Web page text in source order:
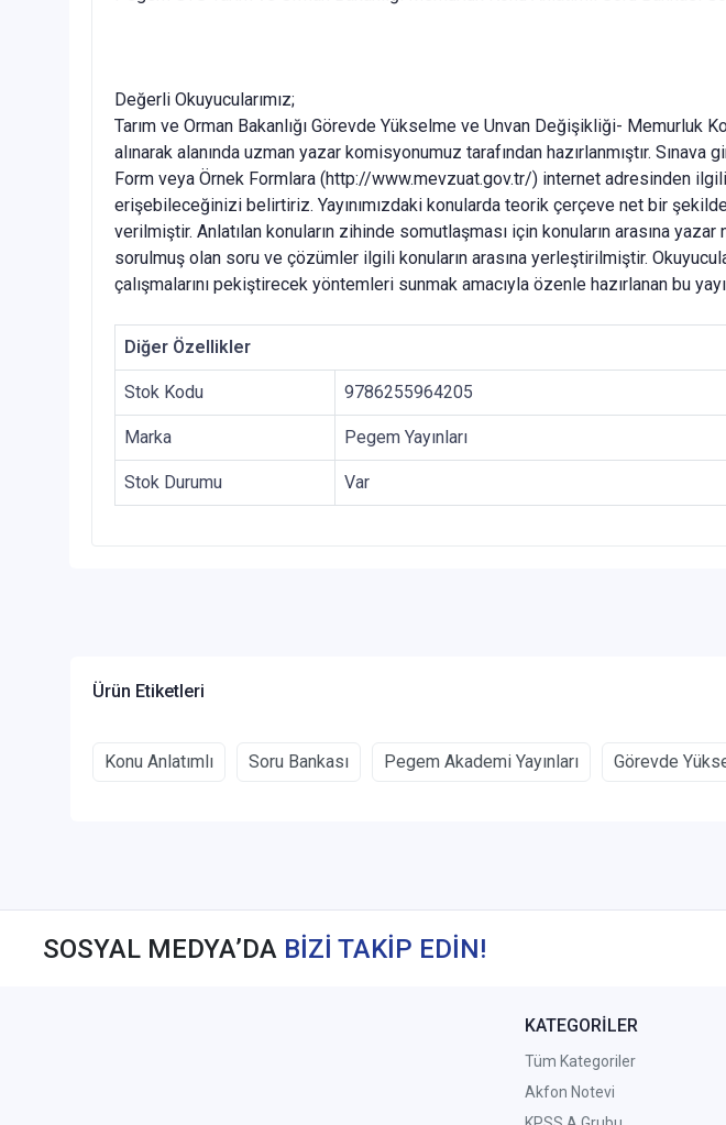
Değerli Okuyucularımız;
Tarım ve Orman Bakanlığı Görevde Yükselme ve Unvan Değişikliği- Memurluk
alınarak alanında uzman yazar komisyonumuz tarafından hazırlanmıştır. Sınava
Form veya Örnek Formlara (http://www.mevzuat.gov.tr/) internet adresinden
erişebileceğinizi belirtiriz. Yayınımızdaki konularda teorik çerçeve net bir
verilmiştir. Anlatılan konuların zihinde somutlaşması için konuların arasına
sorulmuş olan soru ve çözümler ilgili konuların arasına yerleştirilmiştir.
çalışmalarını pekiştirecek yöntemleri sunmak amacıyla özenle hazırlanan bu
Diğer Özellikler
Stok Kodu 9786255964205
Marka Pegem Yayınları
Stok Durumu Var
Ürün Etiketleri
Konu Anlatımlı Soru Bankası Pegem Akademi Yayınları Görevde
SOSYAL MEDYA’DA BİZİ TAKİP EDİN!
KATEGORİLER
Tüm Kategoriler
Akfon Notevi